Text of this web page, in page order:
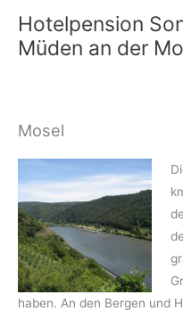
Inhalt
springen
Hotelpension
Müden an der
Mosel
haben. An den Bergen und